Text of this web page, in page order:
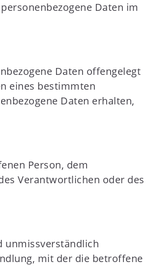
Daten im
Daten offengelegt
eines bestimmten
Daten erhalten,
Person, dem
Verantwortlichen oder des
unmissverständlich
mit der die betroffene